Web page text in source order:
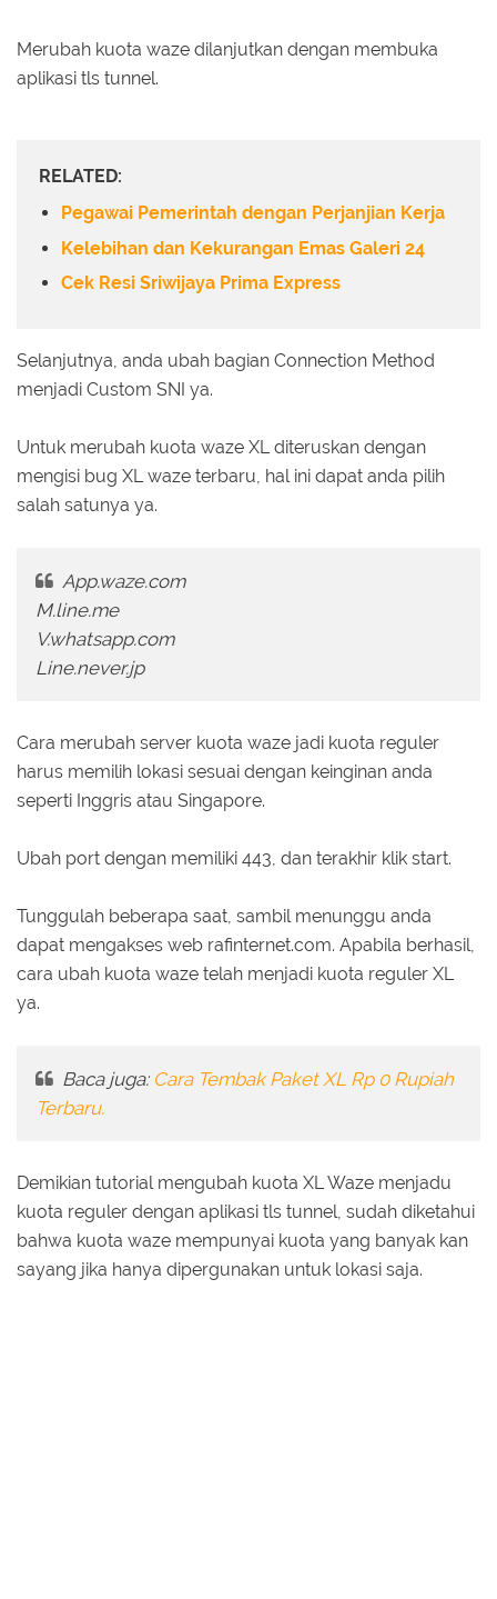
Merubah kuota waze dilanjutkan dengan membuka
aplikasi tls tunnel.
RELATED:
Pegawai Pemerintah dengan Perjanjian Kerja
Kelebihan dan Kekurangan Emas Galeri 24
Cek Resi Sriwijaya Prima Express
Selanjutnya, anda ubah bagian Connection Method
menjadi Custom SNI ya.
Untuk merubah kuota waze XL diteruskan dengan
mengisi bug XL waze terbaru, hal ini dapat anda pilih
salah satunya ya.
App.waze.com
M.line.me
V.whatsapp.com
Line.never.jp
Cara merubah server kuota waze jadi kuota reguler
harus memilih lokasi sesuai dengan keinginan anda
seperti Inggris atau Singapore.
Ubah port dengan memiliki 443, dan terakhir klik start.
Tunggulah beberapa saat, sambil menunggu anda
dapat mengakses web rafinternet.com. Apabila berhasil,
cara ubah kuota waze telah menjadi kuota reguler XL
ya.
Baca juga: Cara Tembak Paket XL Rp 0 Rupiah
Terbaru.
Demikian tutorial mengubah kuota XL Waze menjadu
kuota reguler dengan aplikasi tls tunnel, sudah diketahui
bahwa kuota waze mempunyai kuota yang banyak kan
sayang jika hanya dipergunakan untuk lokasi saja.